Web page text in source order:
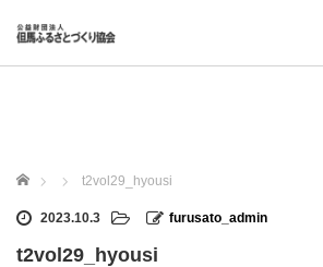
ホーム t2vol29_hyousi
2023.10.3 furusato_admin
t2vol29_hyousi